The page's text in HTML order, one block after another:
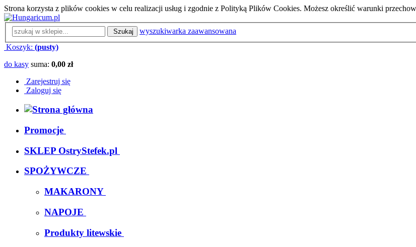
Strona korzysta z plików cookies w celu realizacji usług i zgodnie z Polityką Plików Cookies. Możesz określić warunki
Szukaj
wyszukiwarka zaawansowana
Koszyk: (pusty)
do kasy suma: 0,00 zł
Zarejestruj się
Zaloguj się
Promocje
SKLEP OstryStefek.pl
SPOŻYWCZE
MAKARONY
NAPOJE
Produkty litewskie